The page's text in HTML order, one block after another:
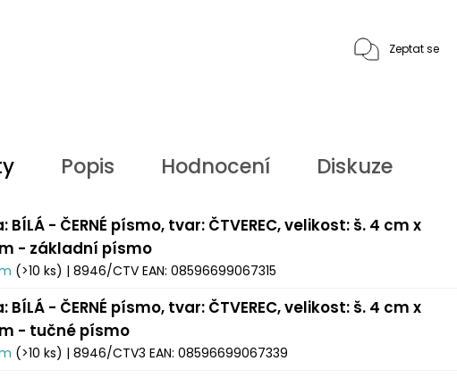
Zeptat se
Popis Hodnocení Diskuze
BÍLÁ - ČERNÉ písmo, tvar: ČTVEREC, velikost: š. 4 cm x
- základní písmo
(>10 ks) | 8946/CTV EAN: 08596699067315
BÍLÁ - ČERNÉ písmo, tvar: ČTVEREC, velikost: š. 4 cm x
- tučné písmo
(>10 ks) | 8946/CTV3 EAN: 08596699067339